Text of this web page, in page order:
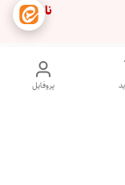
ناموجود
پروفایل